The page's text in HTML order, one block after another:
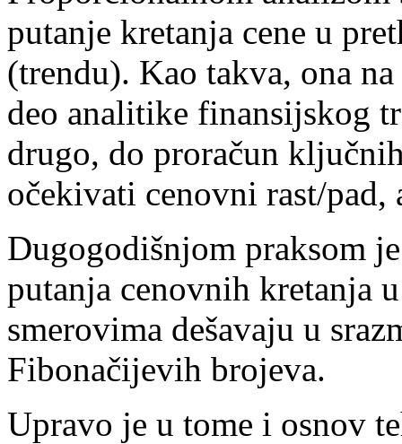
putanje kretanja cene u
(trendu). Kao takva, ona
deo analitike finansijskog
drugo, do proračun
očekivati cenovni rast/
Dugogodišnjom praksom
putanja cenovnih kretanja
smerovima dešavaju u
Fibonačijevih brojeva.
Upravo je u tome i osnov